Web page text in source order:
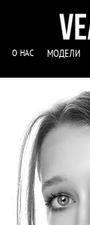
О НАС МОДЕЛИ